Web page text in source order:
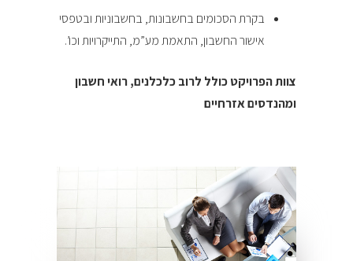
בקרת הסכומים בחשבונות, בחשבוניות ובטפסי
אישור החשבון, התאמת מע”מ, התייקרויות וכו’.
צוות הפרויקט כולל לרוב כלכלנים, רואי חשבון
ומהנדסים אזרחיים